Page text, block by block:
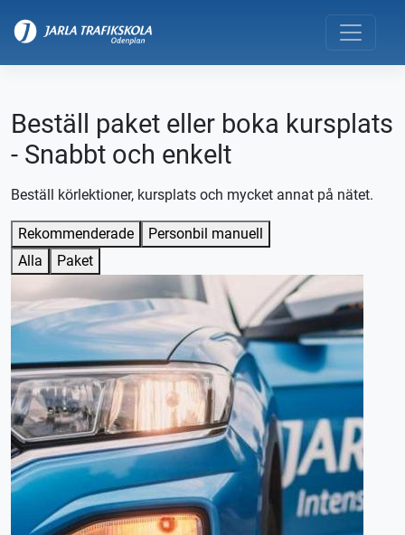
Beställ paket eller boka kursplats
- Snabbt och enkelt
Beställ körlektioner, kursplats och mycket annat på nätet.
Rekommenderade
Personbil manuell
Alla
Paket